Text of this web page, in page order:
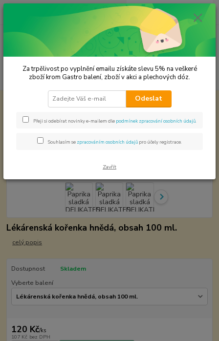
Menu
Hledat
ks
za 0,00 Kč
Premium koření
Paprika sladká DELIKATES 120/ASTA Prémiová
120/ASTA Prémiová kvalita
Lékárenská kořenka hnědá, obsah 100 ml.
celý popis
Dostupnost
Skladem
Vyberte balení
120 Kč/ks
107 Kč bez DPH
Za trpělivost po vyplnění emailu získáte slevu 5% na veškeré
zboží krom Gastro balení, zboží v akci a plechových dóz.
Odeslat
Přeji si odebírat novinky e-mailem dle podmínek zpracování osobních údajů
Souhlasím se zpracováním osobních údajů pro účely registrace.
Zavřít